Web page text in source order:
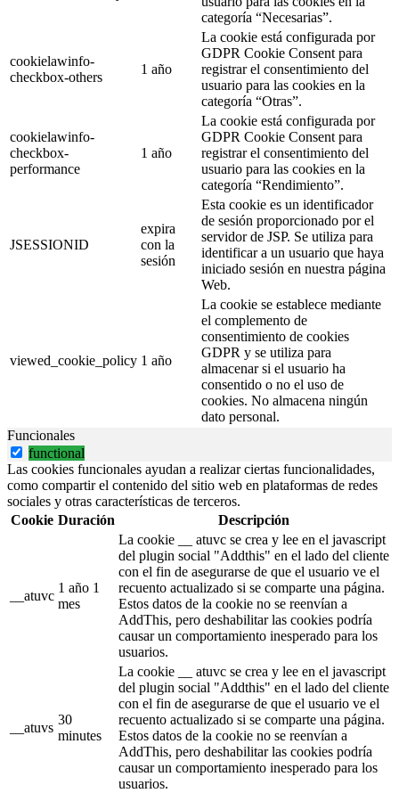
categoría “Necesarias”.
cookielawinfo-
checkbox-others
1 año
La cookie está configurada por
GDPR Cookie Consent para
registrar el consentimiento del
usuario para las cookies en la
categoría “Otras”.
cookielawinfo-
checkbox-
performance
1 año
La cookie está configurada por
GDPR Cookie Consent para
registrar el consentimiento del
usuario para las cookies en la
categoría “Rendimiento”.
JSESSIONID
expira
con la
sesión
Esta cookie es un identificador
de sesión proporcionado por el
servidor de JSP. Se utiliza para
identificar a un usuario que haya
iniciado sesión en nuestra página
Web.
viewed_cookie_policy 1 año
La cookie se establece mediante
el complemento de
consentimiento de cookies
GDPR y se utiliza para
almacenar si el usuario ha
consentido o no el uso de
cookies. No almacena ningún
dato personal.
Funcionales
functional
Las cookies funcionales ayudan a realizar ciertas funcionalidades,
como compartir el contenido del sitio web en plataformas de redes
sociales y otras características de terceros.
Cookie Duración Descripción
__atuvc
1 año 1
mes
La cookie __ atuvc se crea y lee en el javascript
del plugin social "Addthis" en el lado del cliente
con el fin de asegurarse de que el usuario ve el
recuento actualizado si se comparte una página.
Estos datos de la cookie no se reenvían a
AddThis, pero deshabilitar las cookies podría
causar un comportamiento inesperado para los
usuarios.
__atuvs
30
minutes
La cookie __ atuvc se crea y lee en el javascript
del plugin social "Addthis" en el lado del cliente
con el fin de asegurarse de que el usuario ve el
recuento actualizado si se comparte una página.
Estos datos de la cookie no se reenvían a
AddThis, pero deshabilitar las cookies podría
causar un comportamiento inesperado para los
usuarios.